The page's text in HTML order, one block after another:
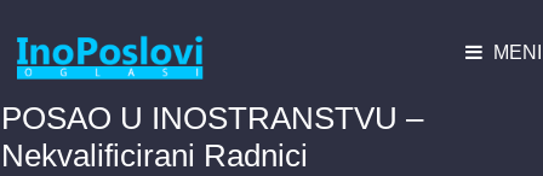
MENI
POSAO U INOSTRANSTVU –
Nekvalificirani Radnici